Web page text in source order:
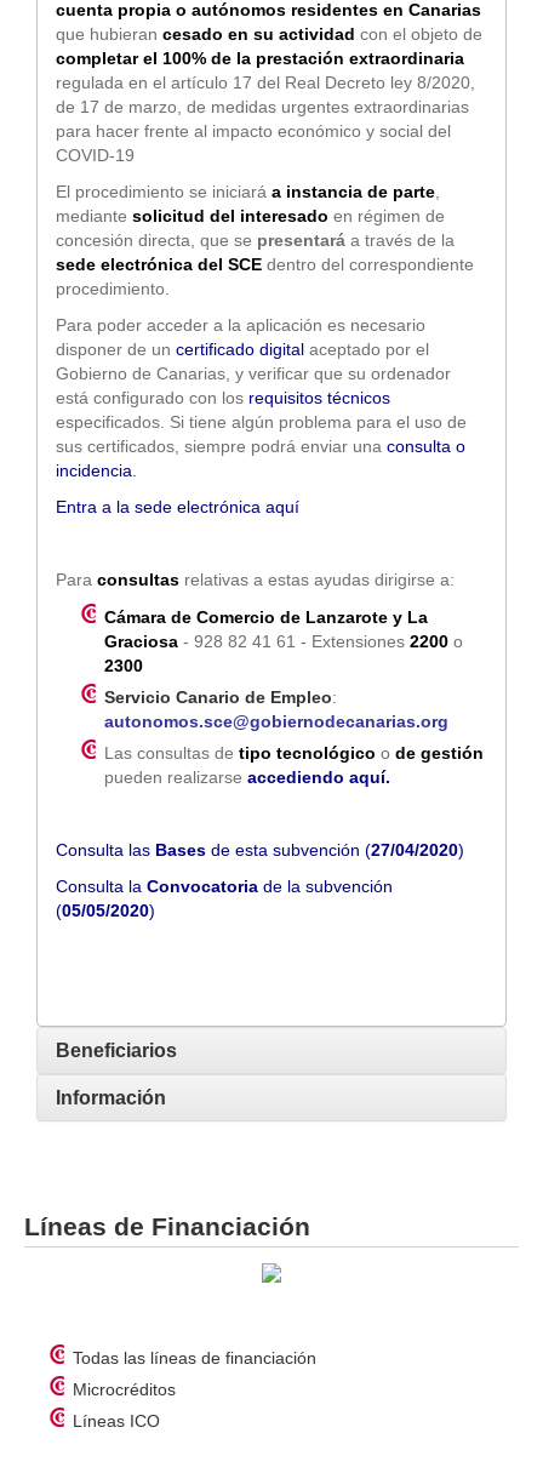
cuenta propia o autónomos residentes en Canarias
que hubieran cesado en su actividad con el objeto de
completar el 100% de la prestación extraordinaria
regulada en el artículo 17 del Real Decreto ley 8/2020,
de 17 de marzo, de medidas urgentes extraordinarias
para hacer frente al impacto económico y social del
COVID-19
El procedimiento se iniciará a instancia de parte
mediante solicitud del interesado en régimen de
concesión directa, que se presentará a través de la
sede electrónica del SCE dentro del correspondiente
procedimiento.
Para poder acceder a la aplicación es necesario
disponer de un certificado digital aceptado por el
Gobierno de Canarias, y verificar que su ordenador
está configurado con los requisitos técnicos
especificados. Si tiene algún problema para el uso de
sus certificados, siempre podrá enviar una consulta o
incidencia
Entra a la sede electrónica aquí
Para consultas relativas a estas ayudas dirigirse a:
Cámara de Comercio de Lanzarote y La
Graciosa - 928 82 41 61 - Extensiones 2200 o
2300
Servicio Canario de Empleo:
autonomos.sce@gobiernodecanarias.org
Las consultas de tipo tecnológico o de gestión
pueden realizarse accediendo aquí.
Consulta las Bases de esta subvención (27/04/2020)
Consulta la Convocatoria de la subvención
(05/05/2020)
Beneficiarios
Información
Líneas de Financiación
Todas las líneas de financiación
Microcréditos
Líneas ICO